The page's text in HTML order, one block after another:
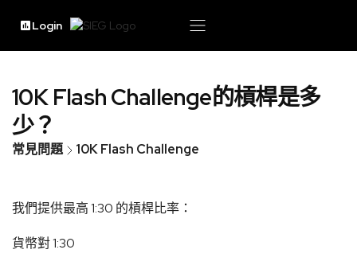
Login
10K Flash Challenge的槓桿是多
少？
常見問題 10K Flash Challenge
我們提供最高 1:30 的槓桿比率：
貨幣對 1:30